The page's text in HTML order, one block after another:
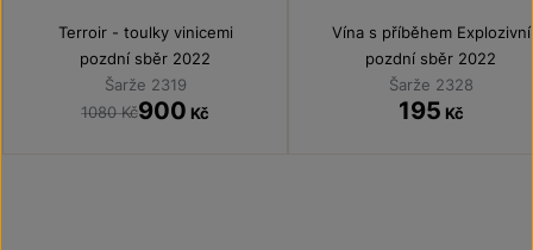
Terroir - toulky vinicemi
pozdní sběr 2022
Šarže 2319
1080 Kč900 Kč
Vína s příběhem Explozivní
Sauvignony
pozdní sběr 2022
Šarže 2328
195 Kč